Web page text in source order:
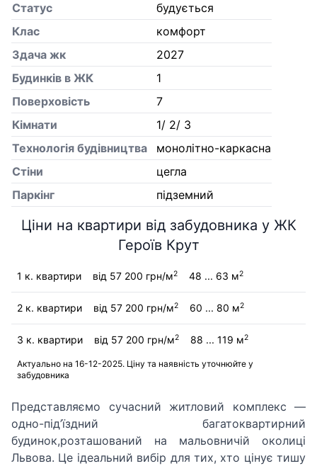
Статус
будується
Клас
комфорт
Здача жк
2027
Будинків в ЖК
1
Поверховість
7
Кiмнати
1/ 2/ 3
Технологія будівництва
монолітно-каркасна
Стіни
цегла
Паркінг
підземний
Ціни на квартири від забудовника у ЖК
Героїв Крут
1 к. квартири від 57 200 грн/м2 48 ... 63 м2
2 к. квартири від 57 200 грн/м2 60 ... 80 м2
3 к. квартири від 57 200 грн/м2 88 ... 119 м2
Актуально на 16-12-2025. Ціну та наявність уточнюйте у
забудовника
Представляємо сучасний житловий комплекс —
одно-під’їздний багатоквартирний
будинок,розташований на мальовничій околиці
Львова. Це ідеальний вибір для тих, хто цінує тишу